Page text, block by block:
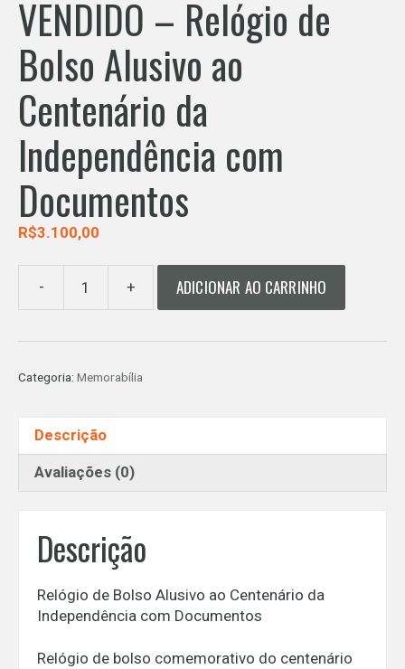
VENDIDO – Relógio de
Bolso Alusivo ao
Centenário da
Independência com
Documentos
R$3.100,00
-
VENDIDO
Relógio
+ ADICIONAR AO CARRINHO
Categoria: Memorabília
Descrição
Avaliações (0)
Descrição
Relógio de Bolso Alusivo ao Centenário da
Independência com Documentos
Relógio de bolso comemorativo do centenário